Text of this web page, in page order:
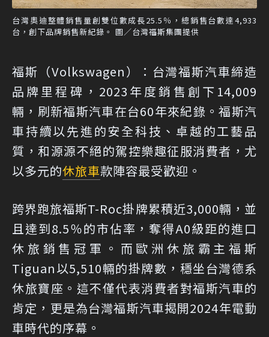
台灣奧迪整體銷售量創雙位數成長25.5％，總銷售台數達4,933
台，創下品牌銷售新紀錄。 圖／台灣福斯集團提供
福斯（Volkswagen）：台灣福斯汽車締造
品牌里程碑，2023年度銷售創下14,009
輛，刷新福斯汽車在台60年來紀錄。福斯汽
車持續以先進的安全科技、卓越的工藝品
質，和源源不絕的駕控樂趣征服消費者，尤
以多元的休旅車款陣容最受歡迎。
跨界跑旅福斯T-Roc掛牌累積近3,000輛，並
且達到8.5％的市佔率，奪得A0級距的進口
休旅銷售冠軍。而歐洲休旅霸主福斯
Tiguan以5,510輛的掛牌數，穩坐台灣德系
休旅寶座。這不僅代表消費者對福斯汽車的
肯定，更是為台灣福斯汽車揭開2024年電動
車時代的序幕。